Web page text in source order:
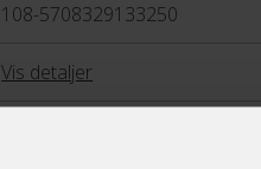
108-5708329133250
Vis detaljer